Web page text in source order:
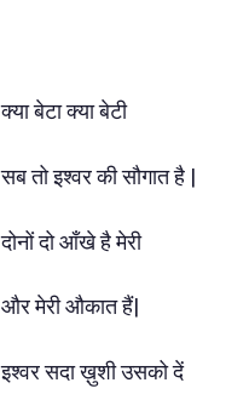
क्या बेटा क्या बेटी
सब तो इश्वर की सौगात है |
दोनों दो आँखे है मेरी
और मेरी औकात हैं|
इश्वर सदा ख़ुशी उसको दें